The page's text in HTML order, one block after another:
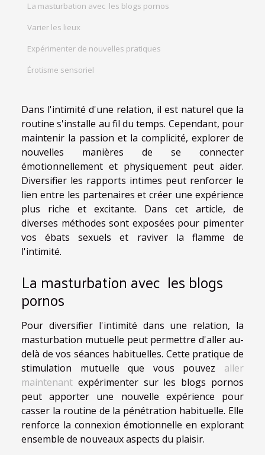
La masturbation avec les blogs pornos
Varier les lieux
Expérimenter de nouvelles pratiques
Érotisme sensoriel
Dans l'intimité d'une relation, il est naturel que la
routine s'installe au fil du temps. Cependant, pour
maintenir la passion et la complicité, explorer de
nouvelles manières de se connecter
émotionnellement et physiquement peut aider.
Diversifier les rapports intimes peut renforcer le
lien entre les partenaires et créer une expérience
plus riche et excitante. Dans cet article, de
diverses méthodes sont exposées pour pimenter
vos ébats sexuels et raviver la flamme de
l'intimité.
La masturbation avec les blogs
pornos
Pour diversifier l'intimité dans une relation, la
masturbation mutuelle peut permettre d'aller au-
delà de vos séances habituelles. Cette pratique de
stimulation mutuelle que vous pouvez aller
maintenant expérimenter sur les blogs pornos
peut apporter une nouvelle expérience pour
casser la routine de la pénétration habituelle. Elle
renforce la connexion émotionnelle en explorant
ensemble de nouveaux aspects du plaisir.